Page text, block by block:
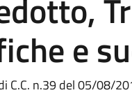
e
C.C. n.39 del 05/08/